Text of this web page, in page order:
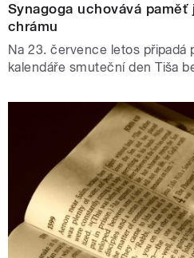
Synagoga uchovává paměť
chrámu
Na 23. července letos připadá
kalendáře smuteční den Tiša